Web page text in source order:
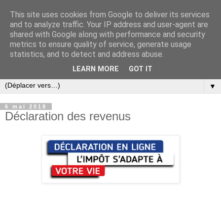
▼
6 mai 2018
Déclaration des revenus
This site uses cookies from Google to deliver its services
and to analyze traffic. Your IP address and user-agent are
shared with Google along with performance and security
metrics to ensure quality of service, generate usage
statistics, and to detect and address abuse.
LEARN MORE GOT IT